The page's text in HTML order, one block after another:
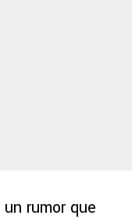
rumor que